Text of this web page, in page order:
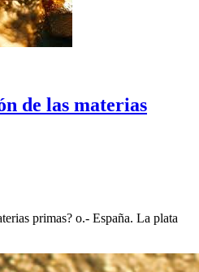
de las materias
primas? o.- España. La plata